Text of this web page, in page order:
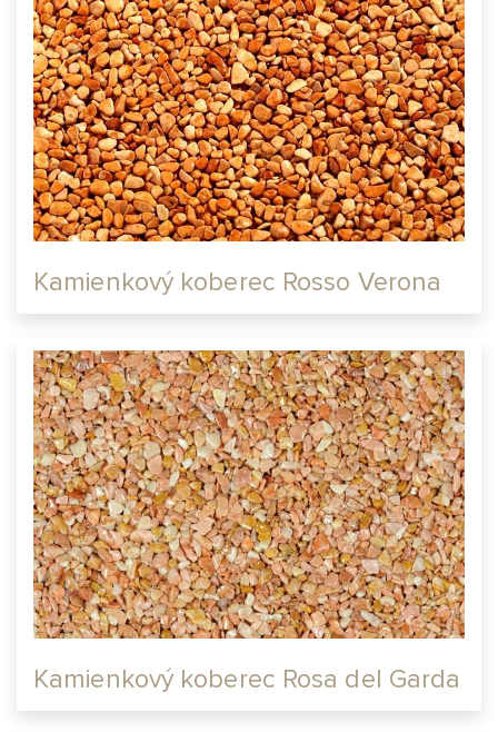
Kamienkový koberec Rosso Verona
Kamienkový koberec Rosa del Garda